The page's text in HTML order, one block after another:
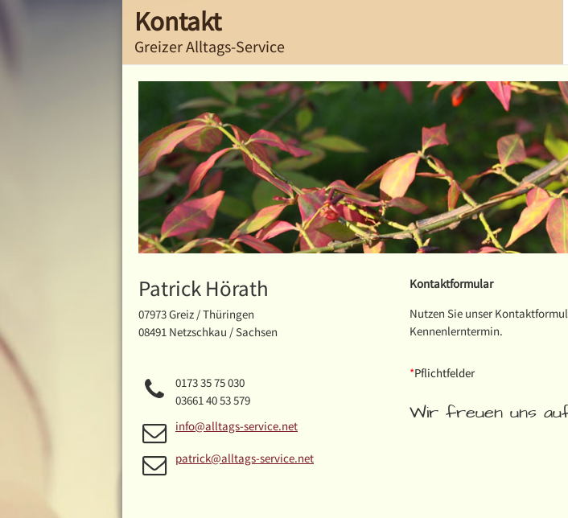
Kontakt
Greizer Alltags-Service
Patrick Hörath
07973 Greiz / Thüringen
08491 Netzschkau / Sachsen
0173 35 75 030
03661 40 53 579
info@alltags-service.net
patrick@alltags-service.net
Kontaktformular
Nutzen Sie unser
Kennenlerntermin.
*Pflichtfelder
Wir freuen uns auf